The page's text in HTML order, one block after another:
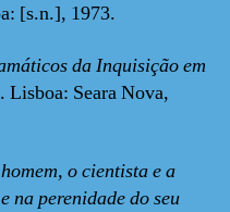
[s.n.], 1973.
da Inquisição em
Lisboa: Seara Nova,
o cientista e a
na perenidade do seu